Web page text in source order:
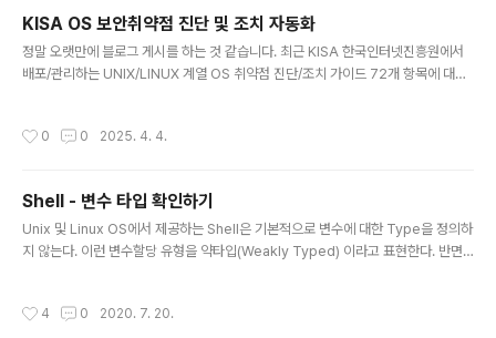
KISA OS 보안취약점 진단 및 조치 자동화
정말 오랫만에 블로그 게시를 하는 것 같습니다. 최근 KISA 한국인터넷진흥원에서
배포/관리하는 UNIX/LINUX 계열 OS 취약점 진단/조치 가이드 72개 항목에 대하
구 기능을 기본 제공합니다. ISMS-P 정보보안 인증 수행등을 필수로 하는 기업 및
b Link를 참고하시면 됩니다. [ 활용도 ]- Linux OS 구성 후 취약점 진단 및 조치 -
VM ..
0 0 2025. 4. 4.
Shell - 변수 타입 확인하기
Unix 및 Linux OS에서 제공하는 Shell은 기본적으로 변수에 대한 Type을 정의하
지 않는다. 이런 변수할당 유형을 약타입(Weakly Typed) 이라고 표현한다. 반면
미리정의 할 필요없이 사용자가 필요에 따라 유연하게 정의해서 사용할 수 있는 장점
4 0 2020. 7. 20.